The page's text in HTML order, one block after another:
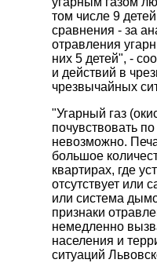
том числе 9
сравнения - за
отравления
них 5 детей", -
и действий в
чрезвычайных
"Угарный газ
почувствовать
невозможно.
большое
квартирах, где
отсутствует или
или система
признаки
немедленно
населения и
ситуаций